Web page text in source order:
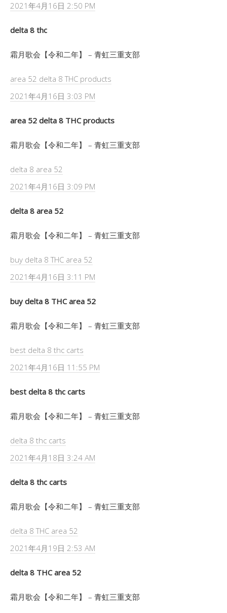
2021年4月16日 2:50 PM
delta 8 thc
霜月歌会【令和二年】 – 青虹三重支部
area 52 delta 8 THC products
2021年4月16日 3:03 PM
area 52 delta 8 THC products
霜月歌会【令和二年】 – 青虹三重支部
delta 8 area 52
2021年4月16日 3:09 PM
delta 8 area 52
霜月歌会【令和二年】 – 青虹三重支部
buy delta 8 THC area 52
2021年4月16日 3:11 PM
buy delta 8 THC area 52
霜月歌会【令和二年】 – 青虹三重支部
best delta 8 thc carts
2021年4月16日 11:55 PM
best delta 8 thc carts
霜月歌会【令和二年】 – 青虹三重支部
delta 8 thc carts
2021年4月18日 3:24 AM
delta 8 thc carts
霜月歌会【令和二年】 – 青虹三重支部
delta 8 THC area 52
2021年4月19日 2:53 AM
delta 8 THC area 52
霜月歌会【令和二年】 – 青虹三重支部